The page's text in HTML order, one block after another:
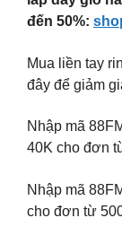
đến 50%:
Mua liền tay
đây để giảm
Nhập mã
40K cho đơn
Nhập mã
cho đơn từ